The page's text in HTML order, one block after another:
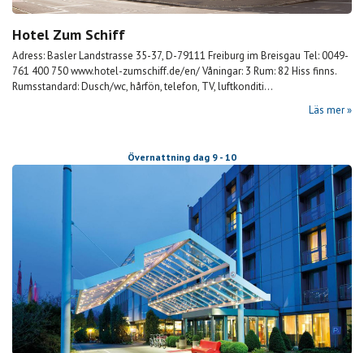
Hotel Zum Schiff
Adress: Basler Landstrasse 35-37, D-79111 Freiburg im Breisgau Tel: 0049-
761 400 750 www.hotel-zumschiff.de/en/ Våningar: 3 Rum: 82 Hiss finns.
Rumsstandard: Dusch/wc, hårfön, telefon, TV, luftkonditi...
Läs mer
Övernattning dag 9 - 10